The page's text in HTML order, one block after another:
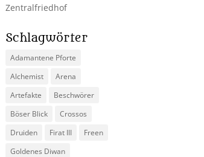
Zentralfriedhof
Schlagwörter
Adamantene Pforte
Alchemist
Arena
Artefakte
Beschwörer
Böser Blick
Crossos
Druiden
Firat III
Freen
Goldenes Diwan